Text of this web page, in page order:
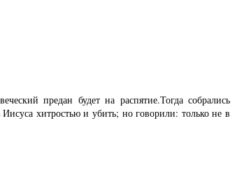
предан будет на распятие.Тогда собрались
хитростью и убить; но говорили: только не в